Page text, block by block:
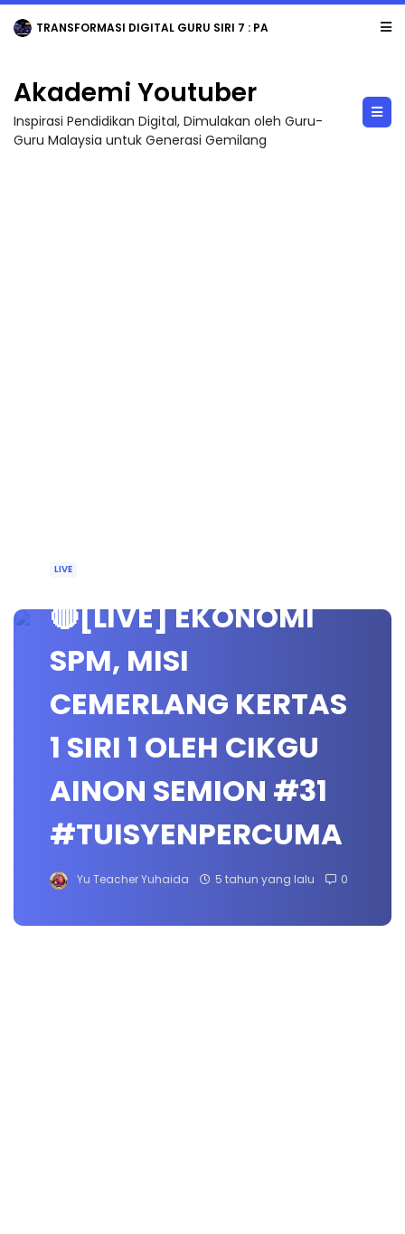
TRANSFORMASI DIGITAL GURU SIRI 7 : PAHLAWAN DIGITAL PENYELAMAT DUNIA
Akademi Youtuber
Inspirasi Pendidikan Digital, Dimulakan oleh Guru-
Guru Malaysia untuk Generasi Gemilang
LIVE
🔴[LIVE] EKONOMI
SPM, MISI
CEMERLANG KERTAS
1 SIRI 1 OLEH CIKGU
AINON SEMION #31
#TUISYENPERCUMA
Yu Teacher Yuhaida 5 tahun yang lalu 0